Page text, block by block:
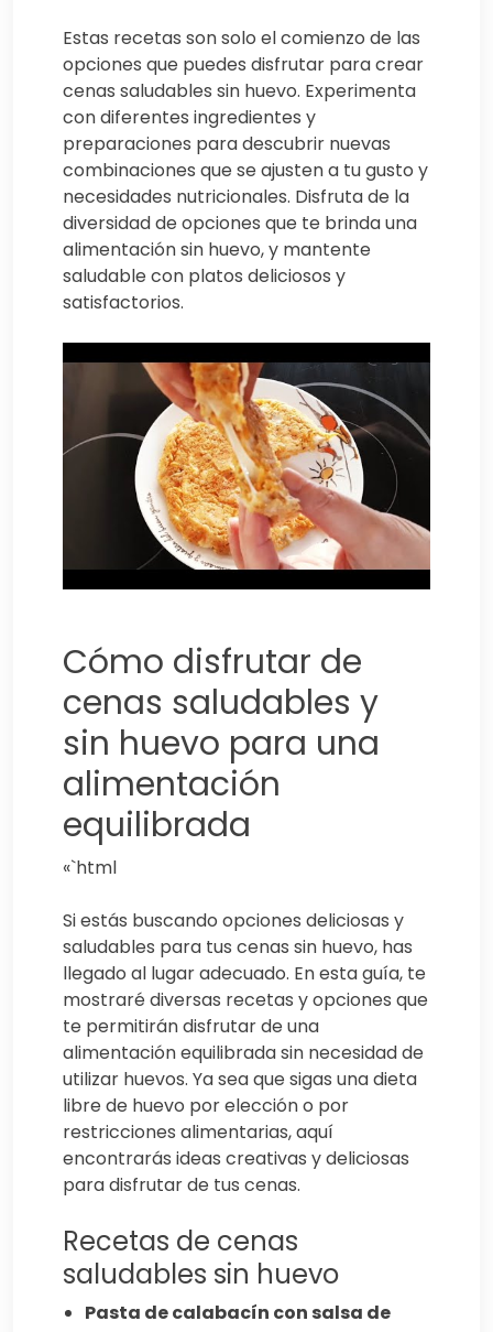
Estas recetas son solo el comienzo de las
opciones que puedes disfrutar para crear
cenas saludables sin huevo. Experimenta
con diferentes ingredientes y
preparaciones para descubrir nuevas
combinaciones que se ajusten a tu gusto y
necesidades nutricionales. Disfruta de la
diversidad de opciones que te brinda una
alimentación sin huevo, y mantente
saludable con platos deliciosos y
satisfactorios.
Cómo disfrutar de
cenas saludables y
sin huevo para una
alimentación
equilibrada
«`html
Si estás buscando opciones deliciosas y
saludables para tus cenas sin huevo, has
llegado al lugar adecuado. En esta guía, te
mostraré diversas recetas y opciones que
te permitirán disfrutar de una
alimentación equilibrada sin necesidad de
utilizar huevos. Ya sea que sigas una dieta
libre de huevo por elección o por
restricciones alimentarias, aquí
encontrarás ideas creativas y deliciosas
para disfrutar de tus cenas.
Recetas de cenas
saludables sin huevo
Pasta de calabacín con salsa de